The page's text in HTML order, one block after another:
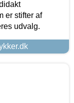
er stifter af
udvalg.